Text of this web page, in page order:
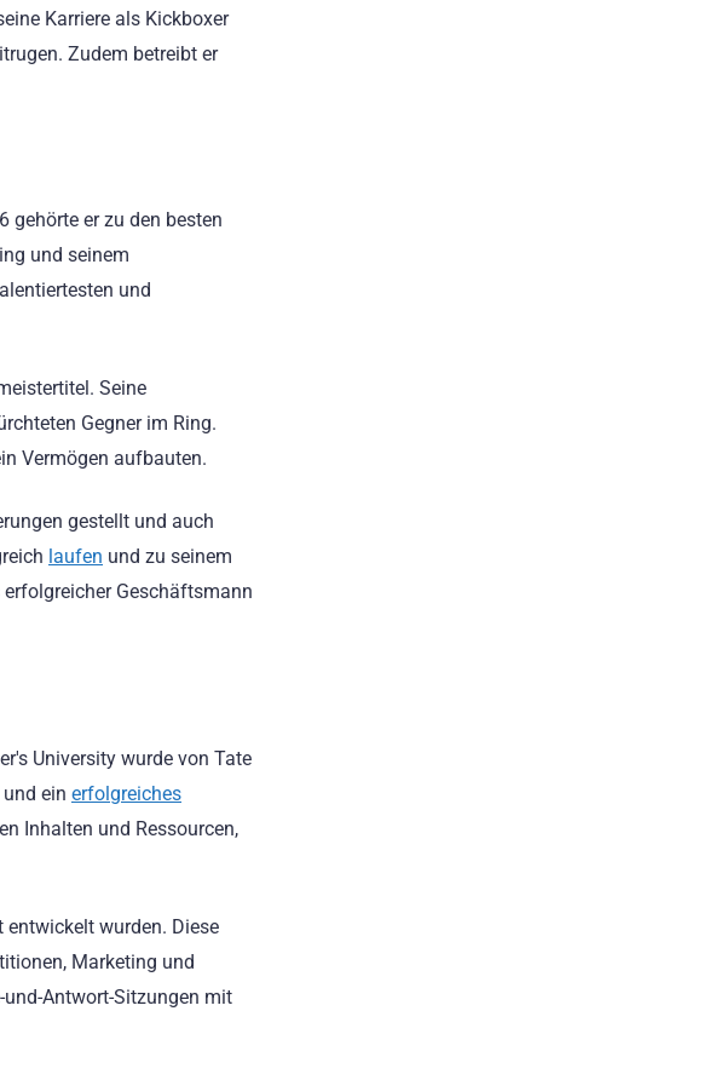
Karriere als Kickboxer
Zudem betreibt er
gehörte er zu den besten
und seinem
und
Seine
Gegner im Ring.
Vermögen aufbauten.
gestellt und auch
laufen und zu seinem
Geschäftsmann
University wurde von Tate
ein erfolgreiches
Inhalten und Ressourcen,
entwickelt wurden. Diese
Marketing und
Antwort-Sitzungen mit